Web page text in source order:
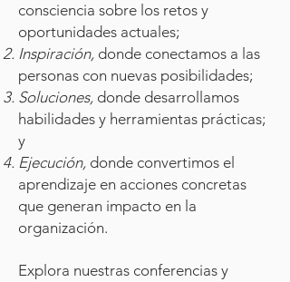
consciencia sobre los retos y
oportunidades actuales;
Inspiración, donde conectamos a las
personas con nuevas posibilidades;
Soluciones, donde desarrollamos
habilidades y herramientas prácticas;
y
Ejecución, donde convertimos el
aprendizaje en acciones concretas
que generan impacto en la
organización.
Explora nuestras conferencias y